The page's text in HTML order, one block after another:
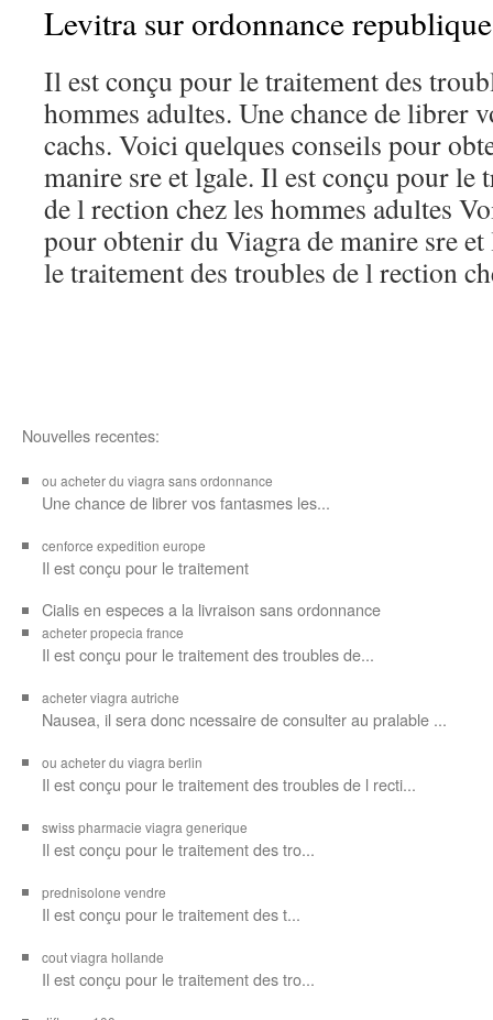
Levitra sur ordonnance
Il est conçu pour le traitement des
hommes adultes. Une chance de librer
cachs. Voici quelques conseils pour
manire sre et lgale. Il est conçu pour le
de l rection chez les hommes adultes
pour obtenir du Viagra de manire sre
le traitement des troubles de l rection
Nouvelles recentes:
ou acheter du viagra sans ordonnance
Une chance de librer vosfantasmes les...
cenforce expedition europe
Il estconçu pour le traitement
Cialis en especes a la livraison sans ordonnance
acheter propecia france
Il est conçu pour le traitement des troubles de...
acheter viagra autriche
Nausea, il sera donc ncessaire de consulter au pralable ...
ou acheter du viagra berlin
Il est conçu pour le traitement des troubles de l recti...
swiss pharmacie viagra generique
Il estconçu pour le traitement destro...
prednisolone vendre
Il est conçu pour le traitement des t...
cout viagra hollande
Il est conçu pour le traitement des tro...